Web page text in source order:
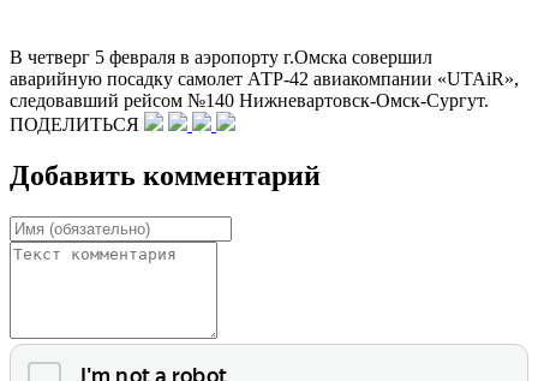
В четверг 5 февраля в аэропорту г.Омска совершил
аварийную посадку самолет АТР-42 авиакомпании «UTAiR»,
следовавший рейсом №140 Нижневартовск-Омск-Сургут.
ПОДЕЛИТЬСЯ
Добавить комментарий